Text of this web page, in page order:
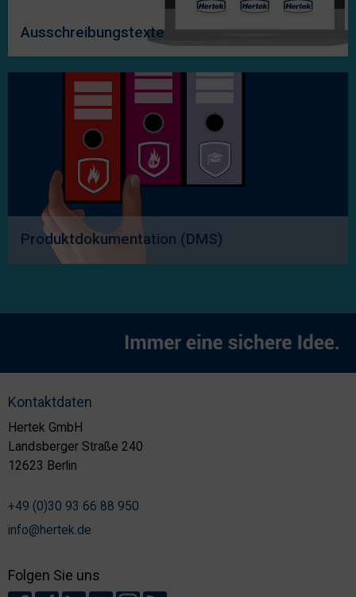
Ausschreibungstexte
Produktdokumentation (DMS)
Kontaktdaten
Hertek GmbH
Landsberger Straße 240
12623 Berlin
+49 (0)30 93 66 88 950
info@hertek.de
Folgen Sie uns